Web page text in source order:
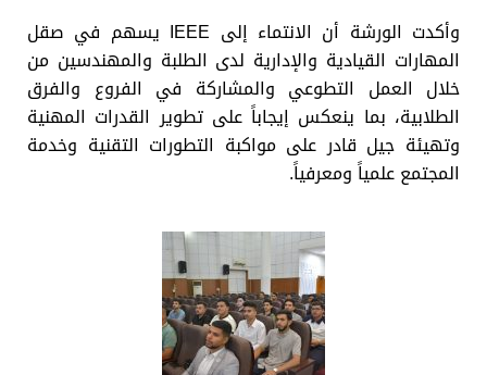
وأكدت الورشة أن الانتماء إلى IEEE يسهم في صقل
المهارات القيادية والإدارية لدى الطلبة والمهندسين من
خلال العمل التطوعي والمشاركة في الفروع والفرق
الطلابية، بما ينعكس إيجاباً على تطوير القدرات المهنية
وتهيئة جيل قادر على مواكبة التطورات التقنية وخدمة
المجتمع علمياً ومعرفياً.